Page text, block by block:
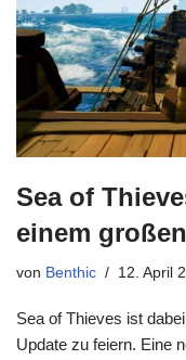
Sea of
einem
von Benthic 12. April
Sea of Thieves ist
Update zu feiern. Eine